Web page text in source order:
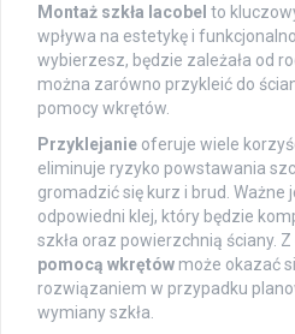
Montaż szkła lacobel to
wpływa na estetykę i
wybierzesz, będzie zależała od
można zarówno przykleić do
pomocy wkrętów.
Przyklejanie oferuje wiele
eliminuje ryzyko powstawania
gromadzić się kurz i brud.
odpowiedni klej, który będzie
szkła oraz powierzchnią ściany.
pomocą wkrętów może okazać
rozwiązaniem w przypadku
wymiany szkła.